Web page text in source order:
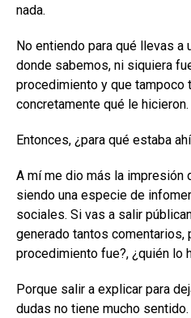
nada.
No entiendo para qué llevas a
donde sabemos, ni siquiera
procedimiento y que tampoco
concretamente qué le hicieron.
Entonces, ¿para qué estaba
A mí me dio más la impresión
siendo una especie de
sociales. Si vas a salir
generado tantos comentarios,
procedimiento fue?, ¿quién lo
Porque salir a explicar para
dudas no tiene mucho sentido.